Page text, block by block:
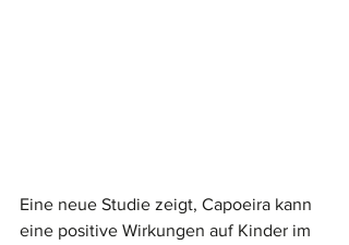
Eine neue Studie zeigt, Capoeira kann
eine positive Wirkungen auf Kinder im